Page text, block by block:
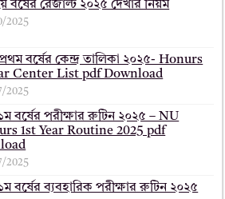
বর্ষের রেজাল্ট ২০২৫ দেখার নিয়ম
2025
বর্ষের কেন্দ্র তালিকা ২০২৫- Honurs
Center List pdf Download
2025
বর্ষের পরীক্ষার রুটিন ২০২৫ – NU
1st Year Routine 2025 pdf
2025
বর্ষের ব্যবহারিক পরীক্ষার ‍রুটিন ২০২৫